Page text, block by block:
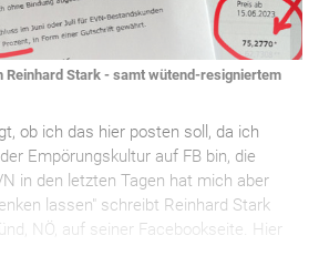
Reinhard Stark - samt wütend-resigniertem
ob ich das hier posten soll, da ich
Empörungskultur auf FB bin, die
in den letzten Tagen hat mich aber
lassen" schreibt Reinhard Stark
NÖ, auf seiner Facebookseite. Hier